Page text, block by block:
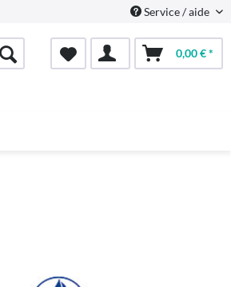
Service / aide
0,00 € *